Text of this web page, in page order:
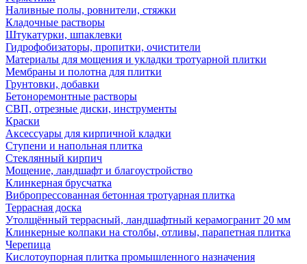
Наливные полы, ровнители, стяжки
Кладочные растворы
Штукатурки, шпаклевки
Гидрофобизаторы, пропитки, очистители
Материалы для мощения и укладки тротуарной плитки
Мембраны и полотна для плитки
Грунтовки, добавки
Бетоноремонтные растворы
СВП, отрезные диски, инструменты
Краски
Аксессуары для кирпичной кладки
Ступени и напольная плитка
Cтеклянный кирпич
Мощение, ландшафт и благоустройство
Клинкерная брусчатка
Вибропрессованная бетонная тротуарная плитка
Террасная доска
Утолщённый террасный, ландшафтный керамогранит 20 мм
Клинкерные колпаки на столбы, отливы, парапетная плитка
Черепица
Кислотоупорная плитка промышленного назначения